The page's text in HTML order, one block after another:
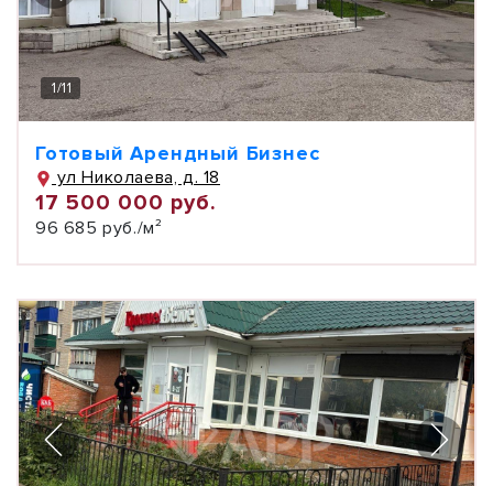
1/11
Готовый Арендный Бизнес
ул Николаева, д. 18
17 500 000 руб.
96 685 руб./м²